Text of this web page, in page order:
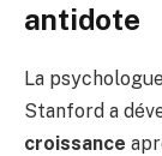
antidote
La
Stanford a
croissance